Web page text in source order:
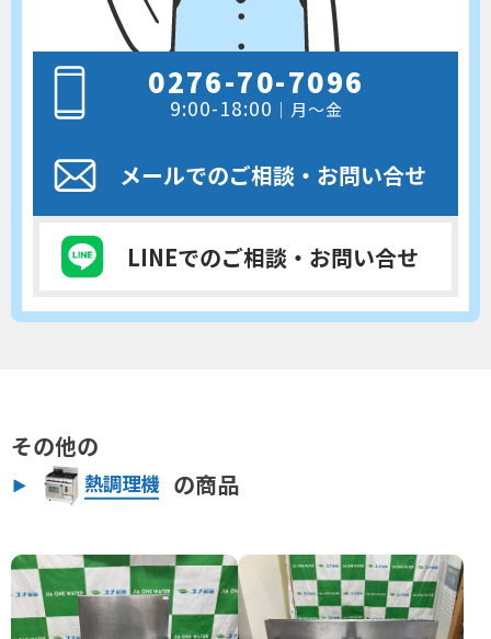
0276-70-7096
9:00-18:00 ｜月～金
メールでのご相談 ・お問い合せ
LINEでのご相談 ・お問い合せ
その他の
熱調理機 の商品